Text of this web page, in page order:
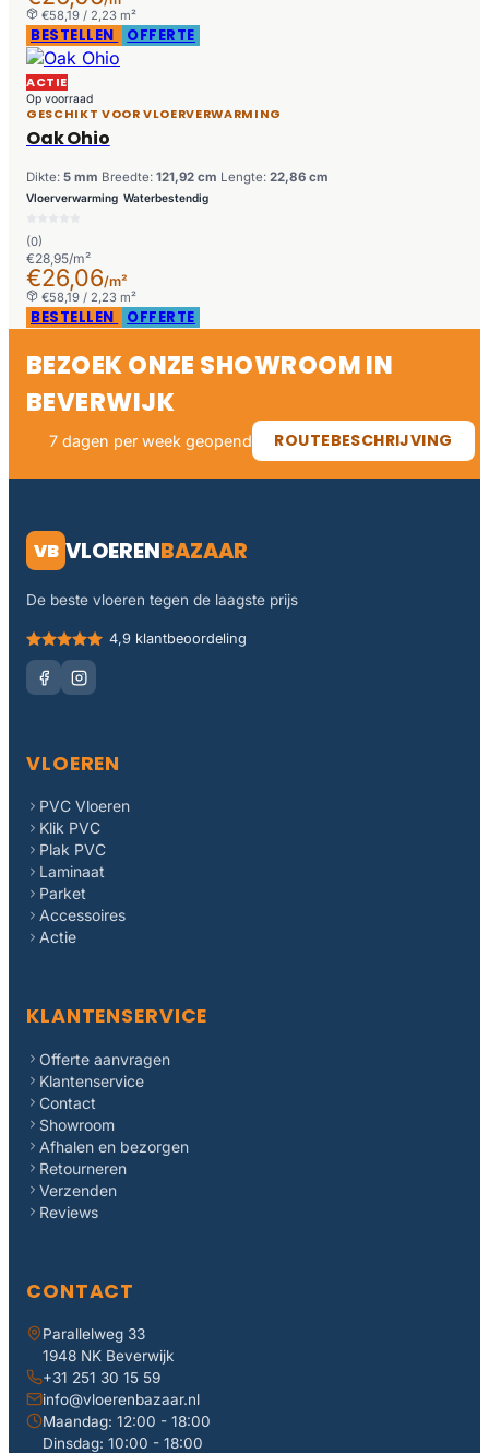
€58,19 / 2,23 m²
BESTELLEN OFFERTE
ACTIE
Op voorraad
GESCHIKT VOOR VLOERVERWARMING
Oak Ohio
Dikte: 5 mm Breedte: 121,92 cm Lengte: 22,86 cm
Vloerverwarming Waterbestendig
(0)
€28,95/m²
€26,06/m²
€58,19 / 2,23 m²
BESTELLEN OFFERTE
BEZOEK ONZE SHOWROOM IN
BEVERWIJK
7 dagen per week geopend ROUTEBESCHRIJVING
VB VLOERENBAZAAR
De beste vloeren tegen de laagste prijs
4,9 klantbeoordeling
VLOEREN
PVC Vloeren
Klik PVC
Plak PVC
Laminaat
Parket
Accessoires
Actie
KLANTENSERVICE
Offerte aanvragen
Klantenservice
Contact
Showroom
Afhalen en bezorgen
Retourneren
Verzenden
Reviews
CONTACT
Parallelweg 33
1948 NK Beverwijk
+31 251 30 15 59
info@vloerenbazaar.nl
Maandag: 12:00 - 18:00
Dinsdag: 10:00 - 18:00